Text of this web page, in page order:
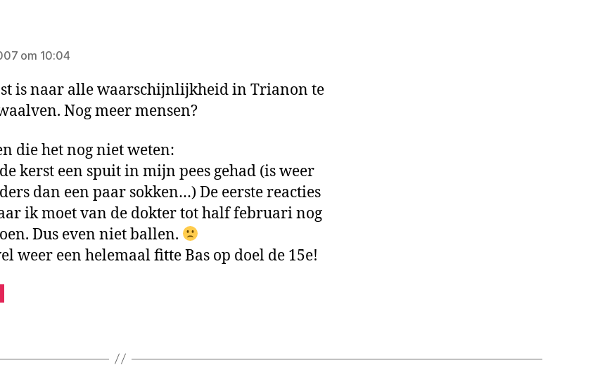
om 10:04
is naar alle waarschijnlijkheid in Trianon te
Nog meer mensen?
die het nog niet weten:
kerst een spuit in mijn pees gehad (is weer
dan een paar sokken…) De eerste reacties
ik moet van de dokter tot half februari nog
Dus even niet ballen.
weer een helemaal fitte Bas op doel de 15e!